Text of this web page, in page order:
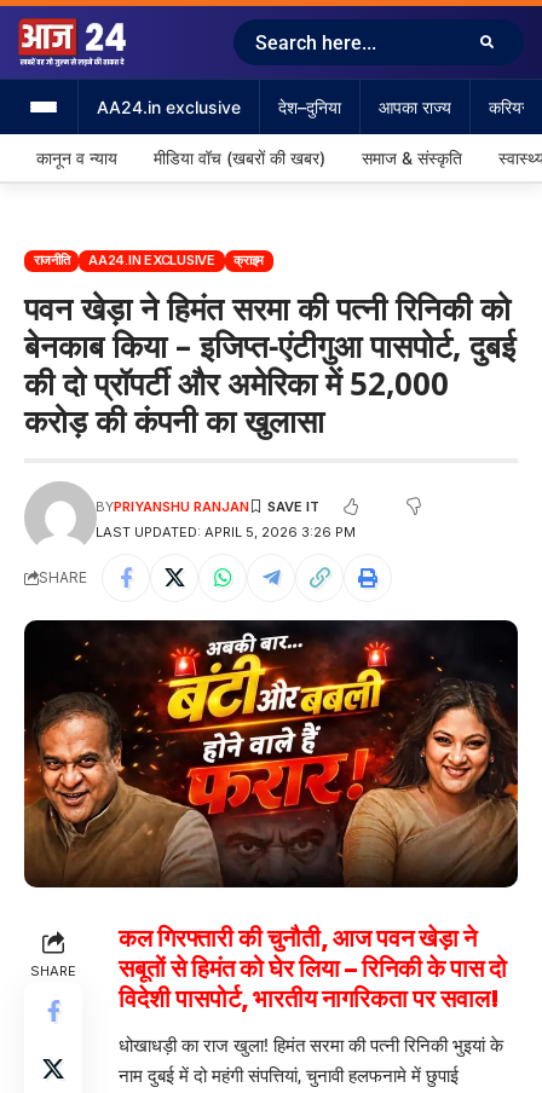
AA24.in exclusive देश–दुनिया आपका राज्य करियर
कानून व न्याय मीडिया वॉच (खबरों की खबर) समाज & संस्कृति
राजनीति AA24.IN EXCLUSIVE क्राइम
पवन खेड़ा ने हिमंत सरमा की पत्नी रिनिकी को
बेनकाब किया – इजिप्त-एंटीगुआ पासपोर्ट, दुबई
की दो प्रॉपर्टी और अमेरिका में 52,000
करोड़ की कंपनी का खुलासा
LAST UPDATED: APRIL 5, 2026 3:26 PM
BYPRIYANSHU RANJAN
SHARE
SHARE
कल गिरफ्तारी की चुनौती, आज पवन खेड़ा ने
सबूतों से हिमंत को घेर लिया – रिनिकी के पास दो
विदेशी पासपोर्ट, भारतीय नागरिकता पर सवाल!
धोखाधड़ी का राज खुला! हिमंत सरमा की पत्नी रिनिकी भुइयां के
नाम दुबई में दो महंगी संपत्तियां, चुनावी हलफनामे में छुपाई